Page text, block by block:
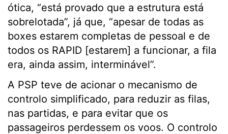
ótica, “está provado que a estrutura está
sobrelotada”, já que, “apesar de todas as
boxes estarem completas de pessoal e de
todos os RAPID [estarem] a funcionar, a fila
era, ainda assim, interminável”.
A PSP teve de acionar o mecanismo de
controlo simplificado, para reduzir as filas,
nas partidas, e para evitar que os
passageiros perdessem os voos. O controlo